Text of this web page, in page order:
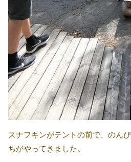
スナフキンがテントの前で、のん
ちがやってきました。